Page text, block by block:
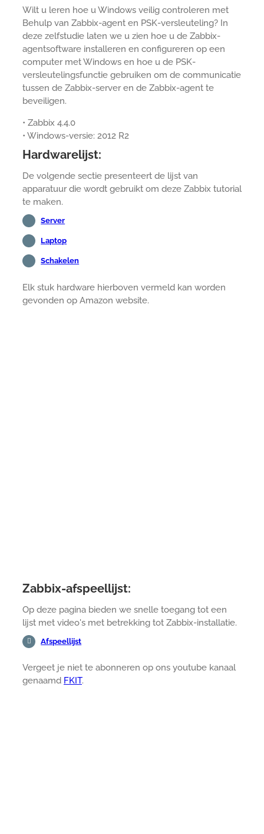
Wilt u leren hoe u Windows veilig controleren met
Behulp van Zabbix-agent en PSK-versleuteling? In
deze zelfstudie laten we u zien hoe u de Zabbix-
agentsoftware installeren en configureren op een
computer met Windows en hoe u de PSK-
versleutelingsfunctie gebruiken om de communicatie
tussen de Zabbix-server en de Zabbix-agent te
beveiligen.
• Zabbix 4.4.0
• Windows-versie: 2012 R2
Hardwarelijst:
De volgende sectie presenteert de lijst van
apparatuur die wordt gebruikt om deze Zabbix tutorial
te maken.
Server
Laptop
Schakelen
Elk stuk hardware hierboven vermeld kan worden
gevonden op Amazon website.
Zabbix-afspeellijst:
Op deze pagina bieden we snelle toegang tot een
lijst met video's met betrekking tot Zabbix-installatie.
Afspeellijst
Vergeet je niet te abonneren op ons youtube kanaal
genaamd FKIT.